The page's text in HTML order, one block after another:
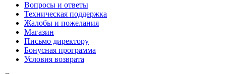
Вопросы и ответы
Техническая поддержка
Жалобы и пожелания
Магазин
Письмо директору
Бонусная программа
Условия возврата